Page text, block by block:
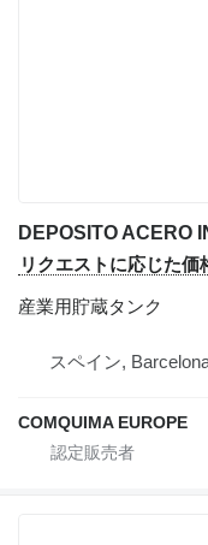
DEPOSITO ACERO
リクエストに応じた価
産業用貯蔵タンク
スペイン,
COMQUIMA EUROPE